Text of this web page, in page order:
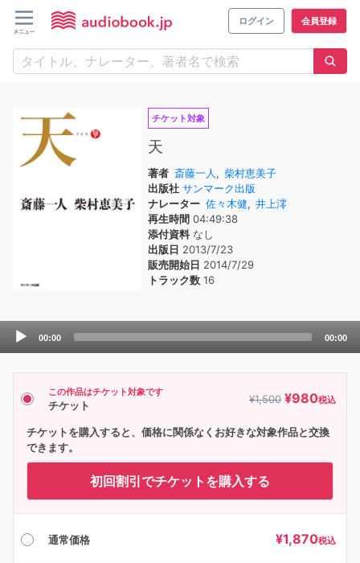
ログイン 会員登録
チケット対象
天
著者 斎藤一人 , 柴村恵美子
出版社 サンマーク出版
ナレーター 佐々木健, 井上澪
再生時間 04:49:38
添付資料なし
出版日 2013/7/23
販売開始日 2014/7/29
トラック数 16
Audio
Player
00:00 00:00
この作品はチケット対象です
チケット ¥1,500 ¥980税込
チケットを購入すると、価格に関係なくお好きな対象作品と交換
できます。
初回割引でチケットを購入する
通常価格 ¥1,870税込